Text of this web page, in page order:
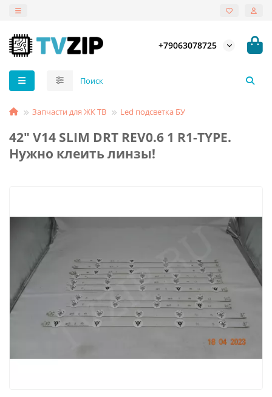
+79063078725
Запчасти для ЖК ТВ Led подсветка БУ
42" V14 SLIM DRT REV0.6 1 R1-TYPE.
Нужно клеить линзы!